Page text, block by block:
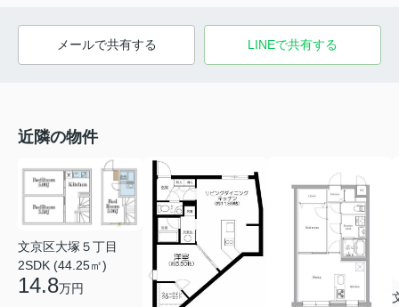
メールで共有する LINEで共有する
近隣の物件
文京区大塚５丁目
2SDK (44.25㎡)
14.8万円